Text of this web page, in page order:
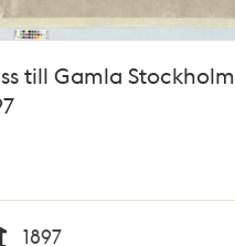
till Gamla Stockholm
1897